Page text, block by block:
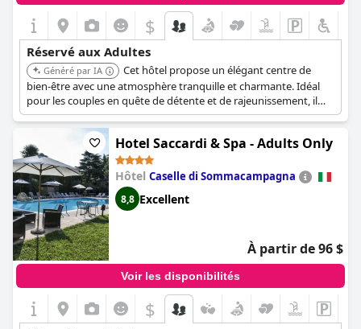
$
Réservé aux Adultes
Généré par IA
Cet hôtel propose un élégant centre de
bien-être avec une atmosphère tranquille et charmante. Idéal
pour les couples en quête de détente et de rajeunissement, il
offre des installations de spa et des vues spectaculaires sur la
Hotel Saccardi & Spa - Adults Only
Hôtel Caselle di Sommacampagna
8,8 Excellent
À partir de 96 $
Voir les disponibilités
$